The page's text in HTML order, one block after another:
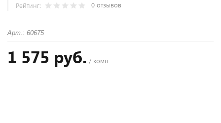
Рейтинг: 0 отзывов
Арт.: 60675
1 575 руб. / комп